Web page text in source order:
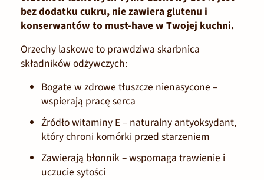
bez dodatku cukru, nie zawiera glutenu i
konserwantów to must-have w Twojej kuchni.
Orzechy laskowe to prawdziwa skarbnica
składników odżywczych:
Bogate w zdrowe tłuszcze nienasycone –
wspierają pracę serca
Źródło witaminy E– naturalny antyoksydant,
który chroni komórki przed starzeniem
Zawierają błonnik– wspomaga trawienie i
uczucie sytości